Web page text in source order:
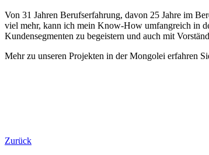
Von 31 Jahren Berufserfahrung, davon 25 Jahre im
viel mehr, kann ich mein Know-How umfangreich in
Kundensegmenten zu begeistern und auch mit
Mehr zu unseren Projekten in der Mongolei erfahren
Zurück